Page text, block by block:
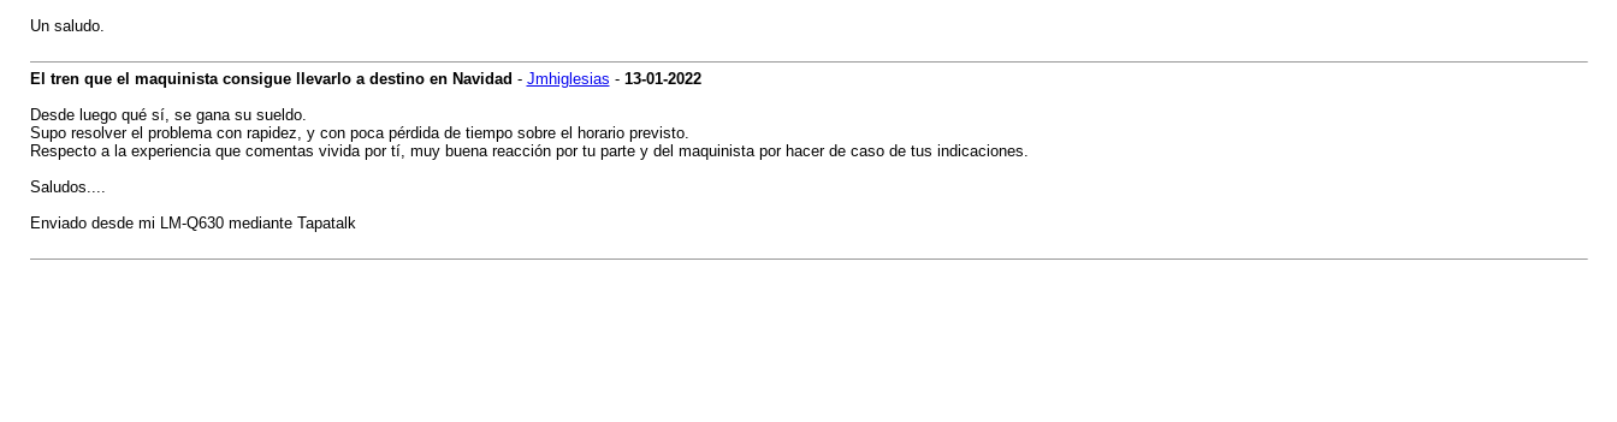
Un saludo.
El tren que el maquinista consigue llevarlo a destino en Navidad - Jmhiglesias - 13-01-2022
Desde luego qué sí, se gana su sueldo.
Supo resolver el problema con rapidez, y con poca pérdida de tiempo sobre el horario previsto.
Respecto a la experiencia que comentas vivida por tí, muy buena reacción por tu parte y del maquinista por hacer de caso de tus indicaciones.
Saludos....
Enviado desde mi LM-Q630 mediante Tapatalk